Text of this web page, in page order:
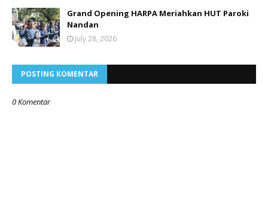
Grand Opening HARPA Meriahkan HUT Paroki
Nandan
July 28, 2026
POSTING KOMENTAR
0 Komentar